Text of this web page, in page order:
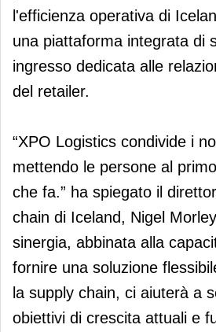
l'efficienza operativa di
una piattaforma integrata di
ingresso dedicata alle
del retailer.
“XPO Logistics condivide i
mettendo le persone al
che fa.” ha spiegato il
chain di Iceland, Nigel
sinergia, abbinata alla
fornire una soluzione
la supply chain, ci aiuterà a
obiettivi di crescita attuali e